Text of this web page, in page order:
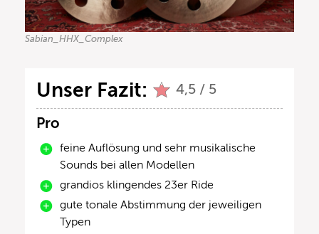
Sabian_HHX_Complex
Unser Fazit: 4,5 / 5
Pro
feine Auflösung und sehr musikalische
Sounds bei allen Modellen
grandios klingendes 23er Ride
gute tonale Abstimmung der jeweiligen
Typen